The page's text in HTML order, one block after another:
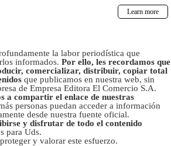
la labor periodística que
informados. Por ello, les recordamos que
comercializar, distribuir, copiar total
que publicamos en nuestra web, sin
de Empresa Editora El Comercio S.A.
a compartir el enlace de nuestras
personas puedan acceder a información
desde nuestra fuente oficial.
y disfrutar de todo el contenido
para Uds.
y valorar este esfuerzo.